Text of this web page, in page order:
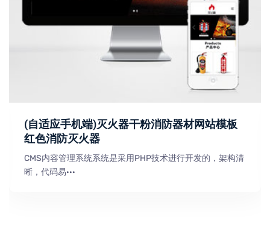
(自适应手机端)灭火器干粉消防器材网站模板
红色消防灭火器
CMS内容管理系统系统是采用PHP技术进行开发的，架构清
晰，代码易···